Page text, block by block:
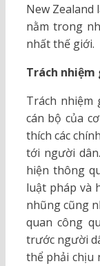
New
nằm trong
nhất thế giới.
Trách
Trách nhiệm
cán bộ của
thích các
tới người
hiện thông
luật pháp và
nhũng cũng
quan công
trước người
thể phải chịu